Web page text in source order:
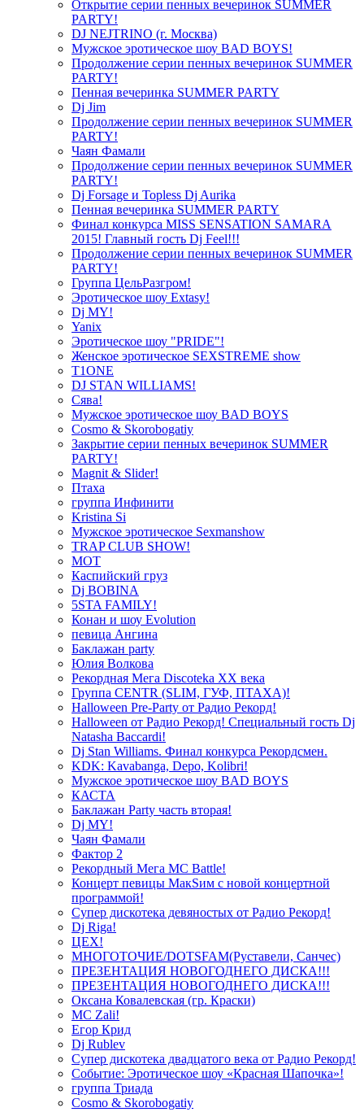
Открытие серии пенных вечеринок SUMMER
PARTY!
DJ NEJTRINO (г. Москва)
Мужское эротическое шоу BAD BOYS!
Продолжение серии пенных вечеринок SUMMER
PARTY!
Пенная вечеринка SUMMER PARTY
Dj Jim
Продолжение серии пенных вечеринок SUMMER
PARTY!
Чаян Фамали
Продолжение серии пенных вечеринок SUMMER
PARTY!
Dj Forsage и Topless Dj Aurika
Пенная вечеринка SUMMER PARTY
Финал конкурса MISS SENSATION SAMARA
2015! Главный гость Dj Feel!!!
Продолжение серии пенных вечеринок SUMMER
PARTY!
Группа ЦельРазгром!
Эротическое шоу Extasy!
Dj MY!
Yanix
Эротическое шоу "PRIDE"!
Женское эротическое SEXSTREME show
T1ONE
DJ STAN WILLIAMS!
Сява!
Мужское эротическое шоу BAD BOYS
Cosmo & Skorobogatiy
Закрытие серии пенных вечеринок SUMMER
PARTY!
Magnit & Slider!
Птаха
группа Инфинити
Kristina Si
Мужское эротическое Sexmanshow
TRAP CLUB SHOW!
МОТ
Каспийский груз
Dj BOBINA
5STA FAMILY!
Конан и шоу Evolution
певица Ангина
Баклажан party
Юлия Волкова
Рекордная Мега Discoteka XX века
Группа CENTR (SLIM, ГУФ, ПТАХА)!
Halloween Pre-Party от Радио Рекорд!
Halloween от Радио Рекорд! Специальный гость Dj
Natasha Baccardi!
Dj Stan Williams. Финал конкурса Рекордсмен.
KDK: Kavabanga, Depo, Kolibri!
Мужское эротическое шоу BAD BOYS
КАСТА
Баклажан Party часть вторая!
Dj MY!
Чаян Фамали
Фактор 2
Рекордный Мега МС Battle!
Концерт певицы МакSим с новой концертной
программой!
Супер дискотека девяностых от Радио Рекорд!
Dj Riga!
ЦЕХ!
МНОГОТОЧИЕ/DOTSFAM(Руставели, Санчес)
ПРЕЗЕНТАЦИЯ НОВОГОДНЕГО ДИСКА!!!
ПРЕЗЕНТАЦИЯ НОВОГОДНЕГО ДИСКА!!!
Оксана Ковалевская (гр. Краски)
MC Zali!
Егор Крид
Dj Rublev
Супер дискотека двадцатого века от Радио Рекорд!
Событие: Эротическое шоу «Красная Шапочка»!
группа Триада
Cosmo & Skorobogatiy